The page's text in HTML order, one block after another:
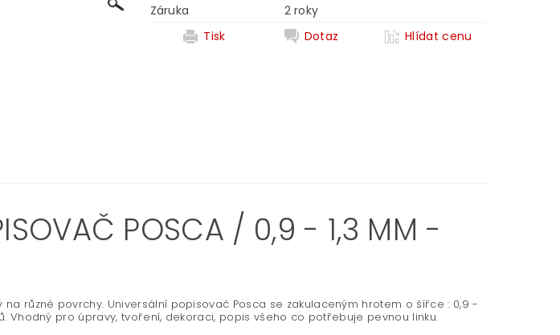
Záruka
2 roky
Tisk
Dotaz Hlídat cenu
POSCA / 0,9 - 1,3 MM -
různé povrchy. Universální popisovač Posca se zakulaceným hrotem o šířce : 0,9 -
Vhodný pro úpravy, tvoření, dekoraci, popis všeho co potřebuje pevnou linku.